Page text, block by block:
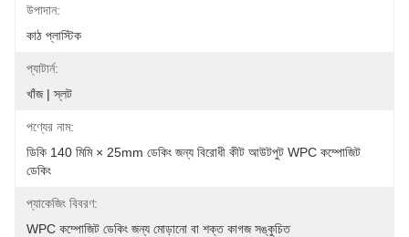
উপাদান:
কাঠ প্লাস্টিক
প্যাটার্ন:
খাঁজ | স্লট
পণ্যের নাম:
ডিকি 140 মিমি × 25mm ডেকিং জন্য বিরোধী কীট আউটপুট WPC কম্পোজিট
ডেকিং
প্যাকেজিং বিবরণ:
WPC কম্পোজিট ডেকিং জন্য মোড়ানো বা শক্ত কাগজ সঙ্কুচিত